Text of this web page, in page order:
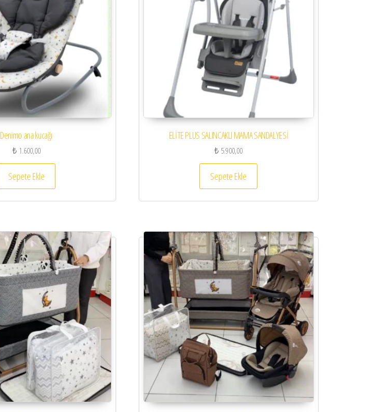
Denimo ana kucağı
₺1.600,00
Sepete Ekle
ELİTE PLUS SALINCAKLI MAMA SANDALYESİ
₺ 5.900,00
Sepete Ekle